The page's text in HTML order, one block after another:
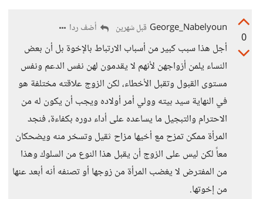
0
George_Nabelyoun قبل شهرين أضف ردا
أجل هذا سبب كبير من أسباب الارتباط بالإخوة بل أن بعض
النساء يلمن أزواجهن لأنهم لا يقدمون لهن نفس الدعم ونفس
مستوى القبول وتقبل الأخطاء، لكن الزوج علاقته مختلفة هو
في النهاية سيد بيته وولي أمر أولاده ويجب أن يكون له من
الاحترام والتبجيل ما يساعده على أداء دوره بكفاءة، فنجد
المرأة ممكن تمزح مع أخيها مزاح ثقيل وتسخر منه ويضحكان
معاً لكن ليس على الزوج أن يقبل هذا النوع من السلوك وهذا
من المفترض لا يغضب المرأة من زوجها أو تصنفه أنه أبعد عنها
من إخوتها.